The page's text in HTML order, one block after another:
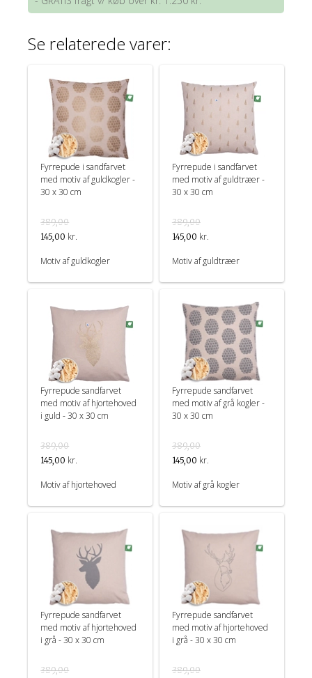
Se relaterede varer:
Fyrrepude i sandfarvet
med motiv af guldkogler -
30 x 30 cm
389,00
145,00 kr.
Motiv af guldkogler
Fyrrepude i sandfarvet
med motiv af guldtræer -
30 x 30 cm
389,00
145,00 kr.
Motiv af guldtræer
Fyrrepude sandfarvet
med motiv af hjortehoved
i guld - 30 x 30 cm
389,00
145,00 kr.
Motiv af hjortehoved
Fyrrepude sandfarvet
med motiv af grå kogler -
30 x 30 cm
389,00
145,00 kr.
Motiv af grå kogler
Fyrrepude sandfarvet
med motiv af hjortehoved
i grå - 30 x 30 cm
389,00
Fyrrepude sandfarvet
med motiv af hjortehoved
i grå - 30 x 30 cm
389,00